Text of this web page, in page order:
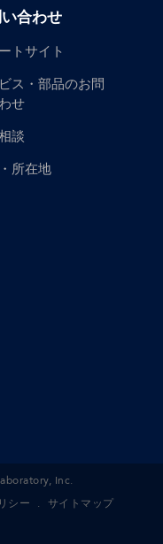
合わせ
トサイト
ス・部品のお問
せ
談
所在地
Inc.
シー サイトマップ